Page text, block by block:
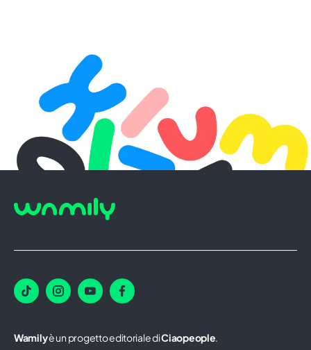
Wamilyè un progetto editoriale diCiaopeople.